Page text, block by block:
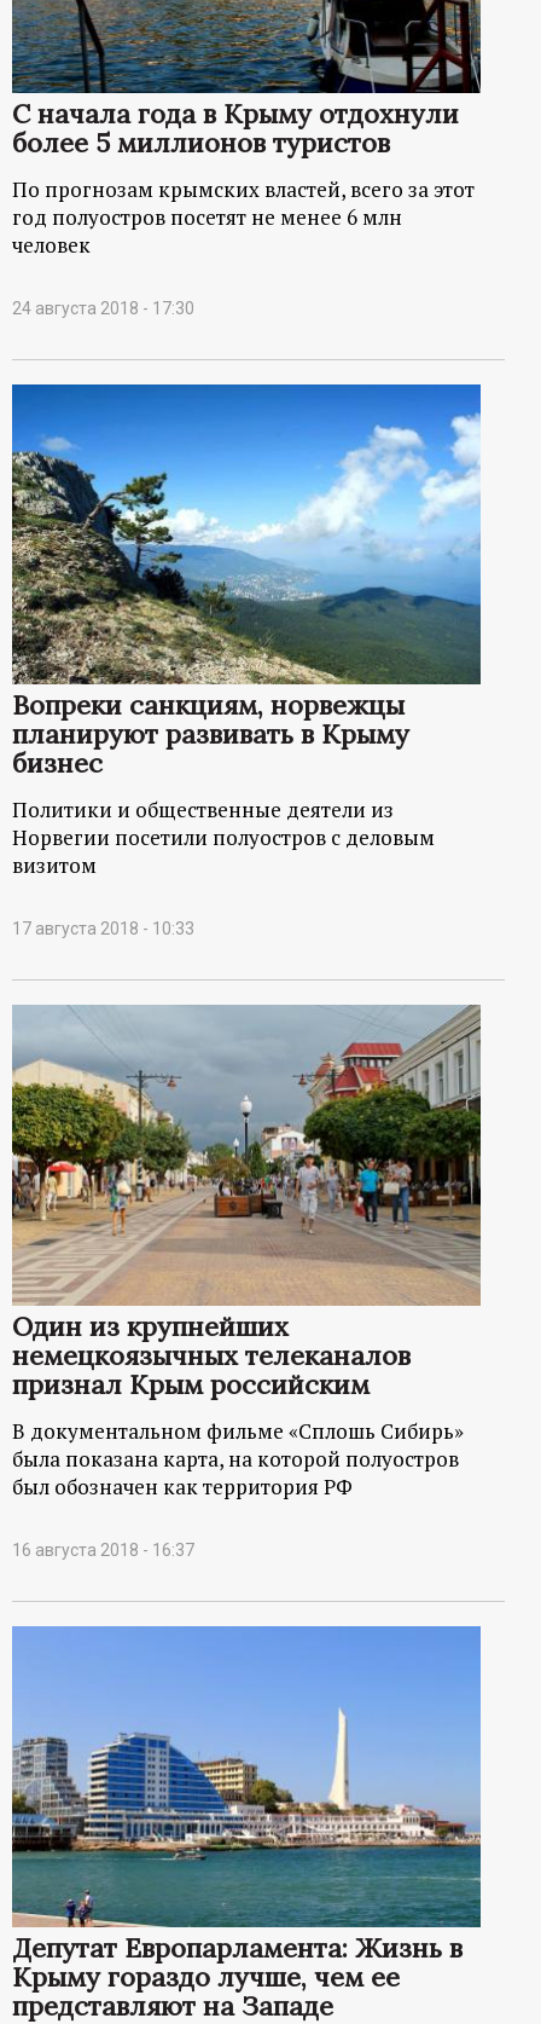
С начала года в Крыму отдохнули
более 5 миллионов туристов
По прогнозам крымских властей, всего за этот
год полуостров посетят не менее 6 млн
человек
24 августа 2018 - 17:30
Вопреки санкциям, норвежцы
планируют развивать в Крыму
бизнес
Политики и общественные деятели из
Норвегии посетили полуостров с деловым
визитом
17 августа 2018 - 10:33
Один из крупнейших
немецкоязычных телеканалов
признал Крым российским
В документальном фильме «Сплошь Сибирь»
была показана карта, на которой полуостров
был обозначен как территория РФ
16 августа 2018 - 16:37
Депутат Европарламента: Жизнь в
Крыму гораздо лучше, чем ее
представляют на Западе